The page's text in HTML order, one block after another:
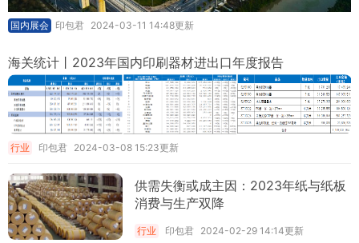
国内展会 印包君 2024-03-11 14:48更新
海关统计丨2023年国内印刷器材进出口年度报告
行业 印包君 2024-03-08 15:23更新
供需失衡或成主因：2023年纸与纸板
消费与生产双降
行业 印包君 2024-02-29 14:14更新